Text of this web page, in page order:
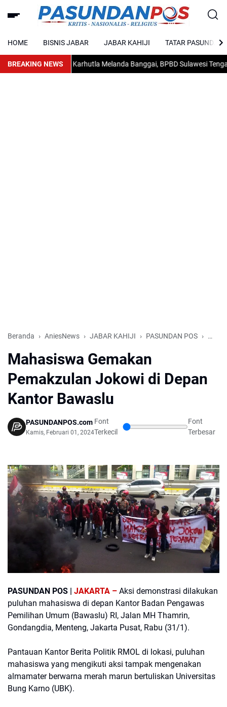
HOME BISNIS JABAR JABAR KAHIJI TATAR PASUNDAN
BREAKING NEWSKarhutla Melanda Banggai, BPBD Sulawesi Tengah
Beranda AniesNews JABAR KAHIJI PASUNDAN POS
Mahasiswa Gemakan
Pemakzulan Jokowi di Depan
Kantor Bawaslu
PASUNDANPOS.com
Kamis, Februari 01, 2024
Font
Terkecil
Font
Terbesar
PASUNDAN POS | JAKARTA – Aksi demonstrasi dilakukan
puluhan mahasiswa di depan Kantor Badan Pengawas
Pemilihan Umum (Bawaslu) RI, Jalan MH Thamrin,
Gondangdia, Menteng, Jakarta Pusat, Rabu (31/1).
Pantauan Kantor Berita Politik RMOL di lokasi, puluhan
mahasiswa yang mengikuti aksi tampak mengenakan
almamater berwarna merah marun bertuliskan Universitas
Bung Karno (UBK).